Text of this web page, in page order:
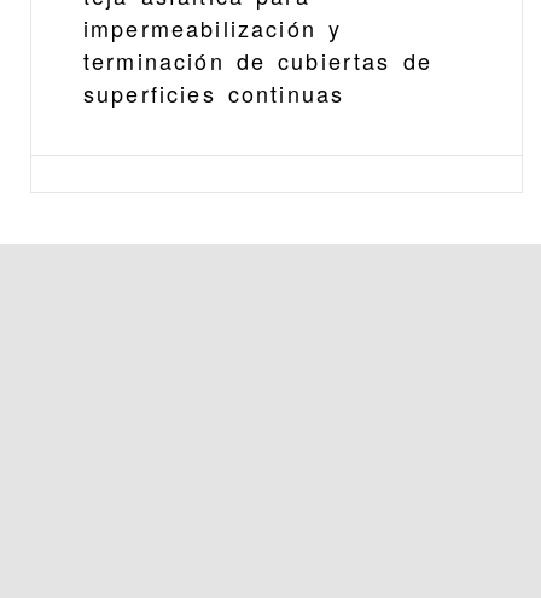
impermeabilización y
terminación de cubiertas de
superficies continuas